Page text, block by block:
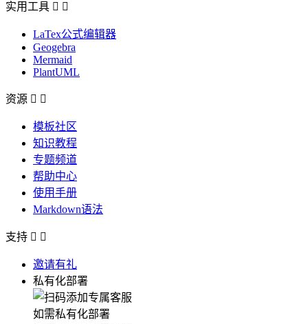
实用工具  
LaTex公式编辑器
Geogebra
Mermaid
PlantUML
资源  
模板社区
知识教程
专题频道
帮助中心
使用手册
Markdown语法
支持  
邀请有礼
私有化部署
如需私有化部署